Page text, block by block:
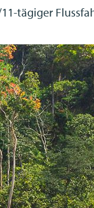
tägiger